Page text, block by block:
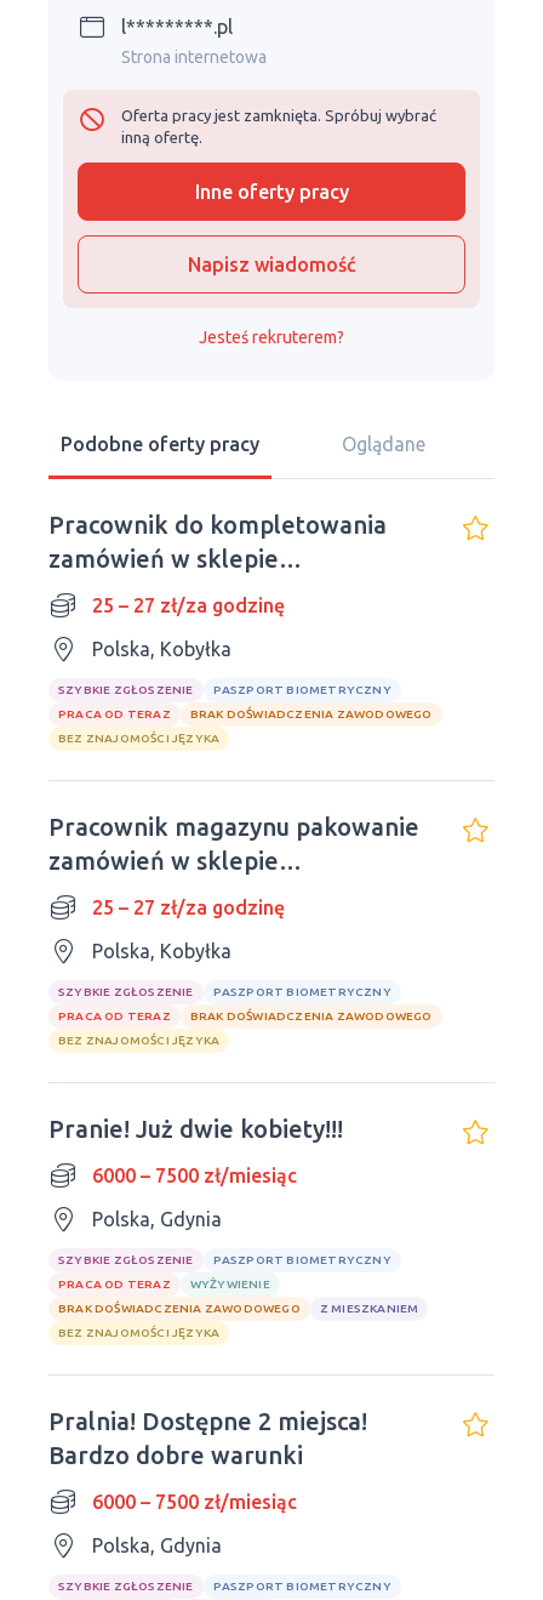
l*********.pl
Strona internetowa
Oferta pracy jest zamknięta. Spróbuj wybrać
inną ofertę.
Inne oferty pracy
Napisz wiadomość
Jesteś rekruterem?
Podobne oferty pracy Oglądane
Pracownik do kompletowania
zamówień w sklepie
internetowym
25 – 27 zł/za godzinę
Polska, Kobyłka
SZYBKIE ZGŁOSZENIE
PASZPORT BIOMETRYCZNY
PRACA OD TERAZ
BRAK DOŚWIADCZENIA ZAWODOWEGO
BEZ ZNAJOMOŚCI JĘZYKA
Pracownik magazynu pakowanie
zamówień w sklepie
internetowym
25 – 27 zł/za godzinę
Polska, Kobyłka
SZYBKIE ZGŁOSZENIE
PASZPORT BIOMETRYCZNY
PRACA OD TERAZ
BRAK DOŚWIADCZENIA ZAWODOWEGO
BEZ ZNAJOMOŚCI JĘZYKA
Pranie! Już dwie kobiety!!!
6000 – 7500 zł/miesiąc
Polska, Gdynia
SZYBKIE ZGŁOSZENIE
PASZPORT BIOMETRYCZNY
PRACA OD TERAZ
WYŻYWIENIE
BRAK DOŚWIADCZENIA ZAWODOWEGO
Z MIESZKANIEM
BEZ ZNAJOMOŚCI JĘZYKA
Pralnia! Dostępne 2 miejsca!
Bardzo dobre warunki
6000 – 7500 zł/miesiąc
Polska, Gdynia
SZYBKIE ZGŁOSZENIE
PASZPORT BIOMETRYCZNY